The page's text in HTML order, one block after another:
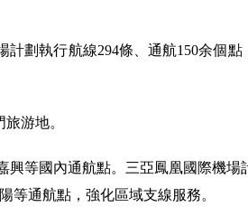
劃執行航線294條、通航150余個
游地。
等國內通航點。三亞鳳凰國際機場
等通航點，強化區域支線服務。